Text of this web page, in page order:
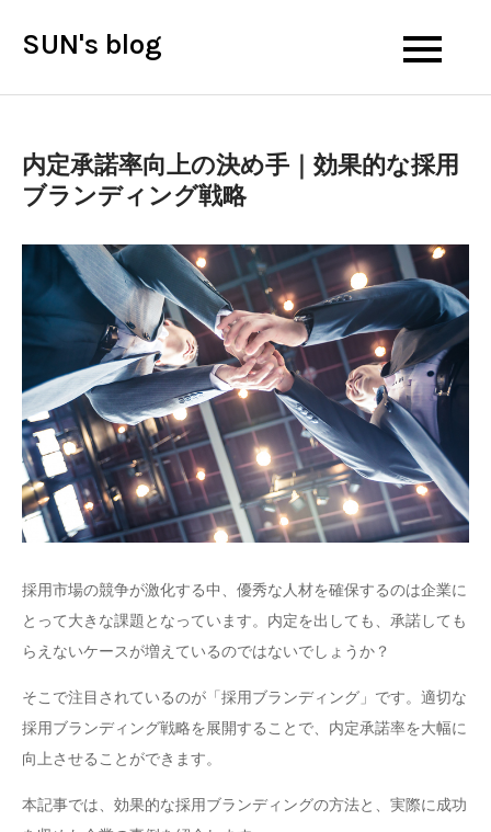
SUN's blog
内定承諾率向上の決め手｜効果的な採用
ブランディング戦略
採用市場の競争が激化する中、優秀な人材を確保するのは企業に
とって大きな課題となっています。内定を出しても、承諾しても
らえないケースが増えているのではないでしょうか？
そこで注目されているのが「採用ブランディング」です。適切な
採用ブランディング戦略を展開することで、内定承諾率を大幅に
向上させることができます。
本記事では、効果的な採用ブランディングの方法と、実際に成功